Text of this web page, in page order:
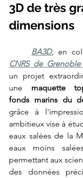
polyamide
PA12,
haute
précision
carbone
continue
industriels
incluent
Airbus,
CNRS,
Eiffage,
Mitsubishi
L'Occitane.
standard
Devis
3D de très
dimensions
BA3D
CNRS de Grenoble
un projet
une maquette
fonds marins du
grâce à
ambitieux vise à
eaux salées de la
eaux moins
permettant aux
des données